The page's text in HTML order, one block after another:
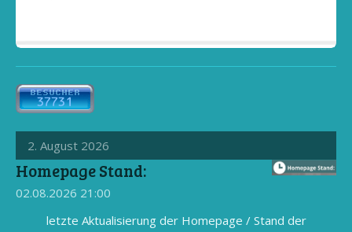
2. August 2026
Homepage Stand:
02.08.2026 21:00
letzte Aktualisierung der Homepage / Stand der